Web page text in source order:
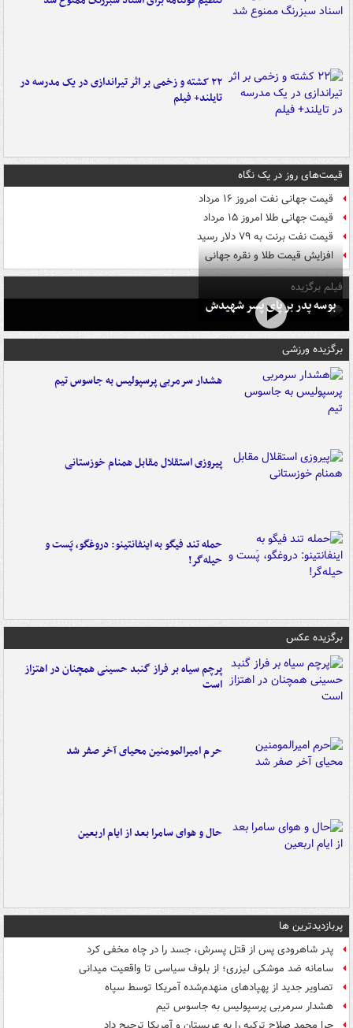
۲۲ کشته و زخمی بر اثر تیراندازی در یک مدرسه در
تایلند+ فیلم
قیمت‌های روز در یک نگاه
قیمت جهانی نفت امروز ۱۶ مرداد
قیمت جهانی طلا امروز ۱۵ مرداد
قیمت نفت برنت به ۷۹ دلار رسید
افزایش قیمت طلا و نقره جهانی
فیلم برگزیده
بوسه‌ پدر بر پای پسر شهیدش
برگزیده ورزشی
هشدار سرمربی پرسپولیس به جاسوس تیم
پیروزی استقلال مقابل همنام خوزستانی
حمله تند فیگو به اینفانتینو: دروغگو، پَست‌ و
حیله‌گر!
برگزیده عکس
پرچم سیاه بر فراز گنبد حسینی همچنان در اهتزاز
است
حرم امیرالمومنین محیای آخر صفر شد
حال و هوای سامرا بعد از ایام اربعین
پربازدیدترین ها
پدر شاهرودی پس از قتل پسرش، جسد را در چاه مخفی کرد
سامانه ضد موشکی لیزری؛ از بلوف سیاسی تا واقعیت میدانی
تصاویر جدید از پهپادهای منهدم‌شده آمریکا توسط سپاه
هشدار سرمربی پرسپولیس به جاسوس تیم